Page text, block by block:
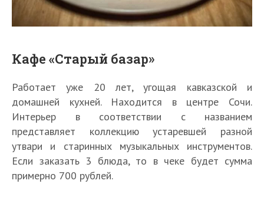
Кафе «Старый базар»
Работает уже 20 лет, угощая кавказской и
домашней кухней. Находится в центре Сочи.
Интерьер в соответствии с названием
представляет коллекцию устаревшей разной
утвари и старинных музыкальных инструментов.
Если заказать 3 блюда, то в чеке будет сумма
примерно 700 рублей.